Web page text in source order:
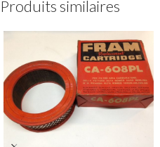
Produits similaires